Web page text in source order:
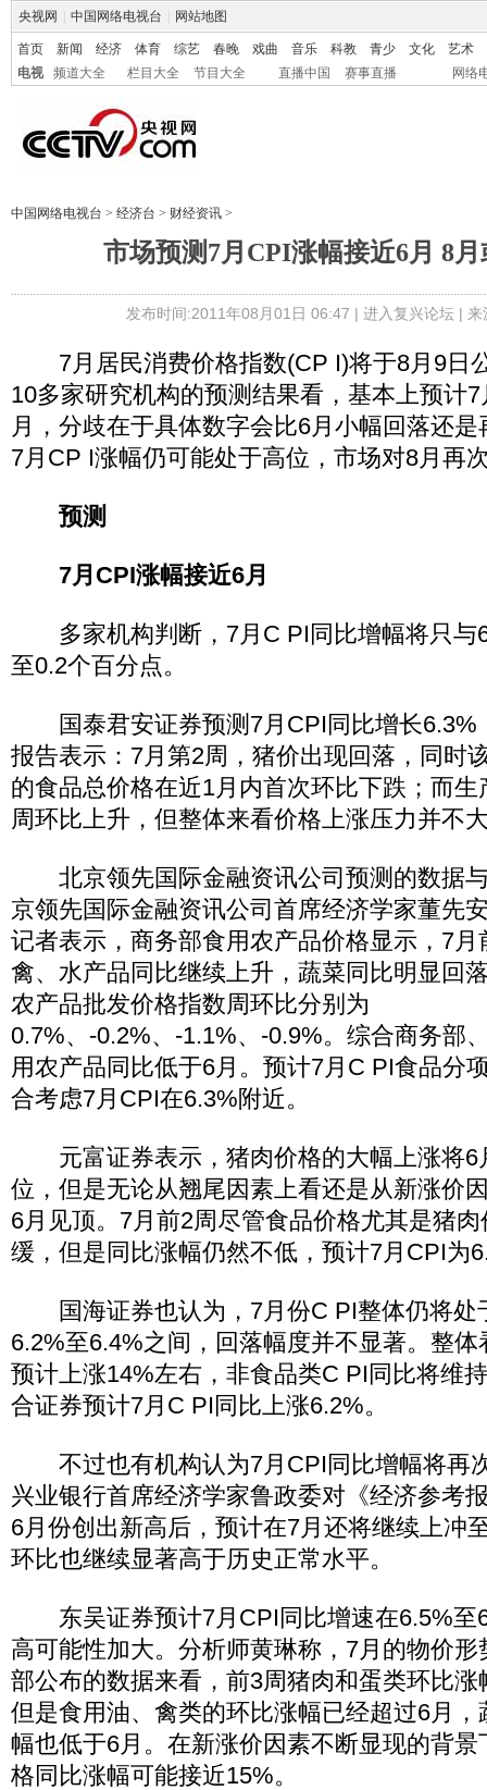
央视网 中国网络电视台 网站地图
首页 新闻 经济 体育 综艺 春晚 戏曲 音乐 科教 青少 文化
艺术
电视
频道大全 栏目大全 节目大全 直播中国 赛事直播 网络
中国网络电视台 > 经济台 > 财经资讯 >
市场预测7月CPI涨幅接近6月 8
发布时间:2011年08月01日 06:47 | 进入复兴论坛| 来
7月居民消费价格指数(CP I)将于8月9日
10多家研究机构的预测结果看，基本上预计
月，分歧在于具体数字会比6月小幅回落还
7月CP I涨幅仍可能处于高位，市场对8月再
预测
7月CPI涨幅接近6月
多家机构判断，7月C PI同比增幅将只与
至0.2个百分点。
国泰君安证券预测7月CPI同比增长6.3%
报告表示：7月第2周，猪价出现回落，同时
的食品总价格在近1月内首次环比下跌；而
周环比上升，但整体来看价格上涨压力并不
北京领先国际金融资讯公司预测的数据
京领先国际金融资讯公司首席经济学家董先
记者表示，商务部食用农产品价格显示，7
禽、水产品同比继续上升，蔬菜同比明显回
农产品批发价格指数周环比分别为
0.7%、-0.2%、-1.1%、-0.9%。综合商务部
用农产品同比低于6月。预计7月C PI食品分
合考虑7月CPI在6.3%附近。
元富证券表示，猪肉价格的大幅上涨将6
位，但是无论从翘尾因素上看还是从新涨价
6月见顶。7月前2周尽管食品价格尤其是猪
缓，但是同比涨幅仍然不低，预计7月CPI为
国海证券也认为，7月份C PI整体仍将处
6.2%至6.4%之间，回落幅度并不显著。整
预计上涨14%左右，非食品类C PI同比将维
合证券预计7月C PI同比上涨6.2%。
不过也有机构认为7月CPI同比增幅将再
兴业银行首席经济学家鲁政委对《经济参考
6月份创出新高后，预计在7月还将继续上冲
环比也继续显著高于历史正常水平。
东吴证券预计7月CPI同比增速在6.5%至
高可能性加大。分析师黄琳称，7月的物价
部公布的数据来看，前3周猪肉和蛋类环比
但是食用油、禽类的环比涨幅已经超过6月
幅也低于6月。在新涨价因素不断显现的背
格同比涨幅可能接近15%。